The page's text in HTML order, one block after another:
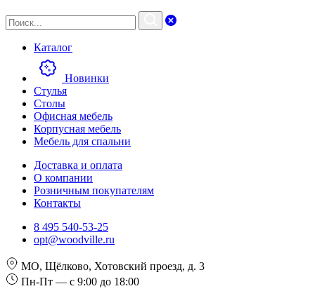
Каталог
Новинки
Стулья
Столы
Офисная мебель
Корпусная мебель
Мебель для спальни
Доставка и оплата
О компании
Розничным покупателям
Контакты
8 495 540-53-25
opt@woodville.ru
МО, Щёлково, Хотовский проезд, д. 3
Пн-Пт — с 9:00 до 18:00